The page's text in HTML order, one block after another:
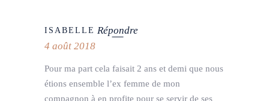
ISABELLE Répondre
4 août 2018
Pour ma part cela faisait 2 ans et demi que nous
étions ensemble l’ex femme de mon
compagnon à en profite pour se servir de ses